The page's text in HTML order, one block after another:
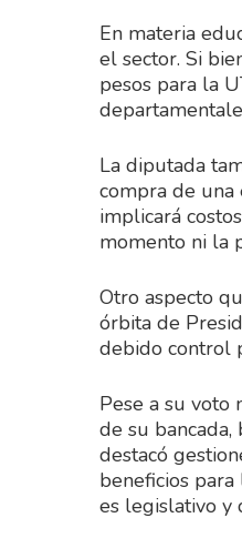
En materia
el sector. Si
pesos para la
La diputada
compra de una
implicará
momento ni la
Otro aspecto
órbita de
debido control
Pese a su voto
de su
destacó
beneficios
es legislativo y